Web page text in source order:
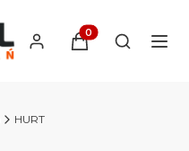
Produkty w
Otwórz
HURT